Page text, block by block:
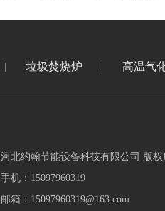
垃圾焚烧炉 高温气
河北约翰节能设备科技有限公司 版权
手机：15097960319
邮箱：15097960319@163.com